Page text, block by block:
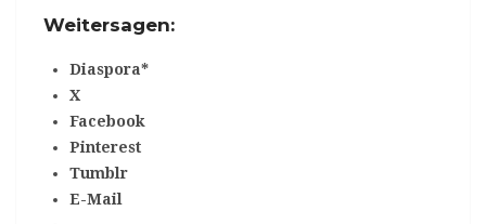
Weitersagen:
Diaspora*
X
Facebook
Pinterest
Tumblr
E-Mail